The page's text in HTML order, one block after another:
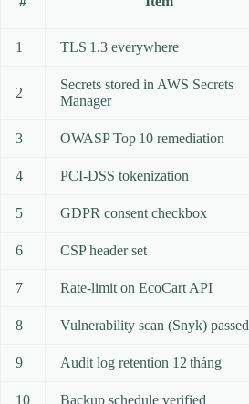
1 TLS 1.3 everywhere
2
Secrets stored in AWS Secrets
Manager
3 OWASP Top 10 remediation
4 PCI‑DSS tokenization
5 GDPR consent checkbox
6 CSP header set
7 Rate‑limit on EcoCart API
8 Vulnerability scan (Snyk) passed
9 Audit log retention 12 tháng
10 Backup schedule verified